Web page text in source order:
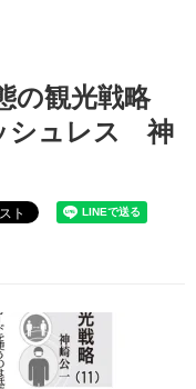
観光戦略11】訪日外国人
の観光戦略
シュレス 神
ト